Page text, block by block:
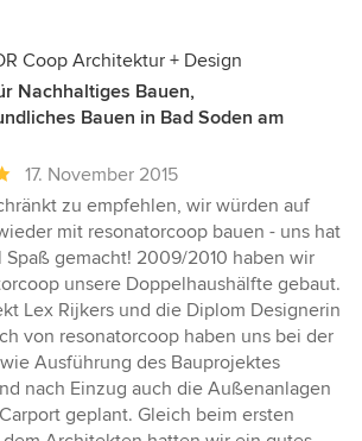
Coop Architektur + Design
Nachhaltiges Bauen,
Bauen in Bad Soden am
17. November 2015
zu empfehlen, wir würden auf
mit resonatorcoop bauen - uns hat
Spaß gemacht! 2009/2010 haben wir
unsere Doppelhaushälfte gebaut.
Lex Rijkers und die Diplom Designerin
von resonatorcoop haben uns bei der
Ausführung des Bauprojektes
nach Einzug auch die Außenanlagen
geplant. Gleich beim ersten